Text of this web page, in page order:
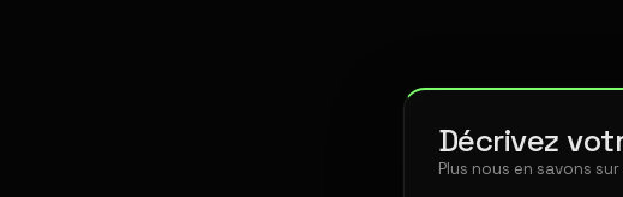
Décrivez
Plus nous en savons